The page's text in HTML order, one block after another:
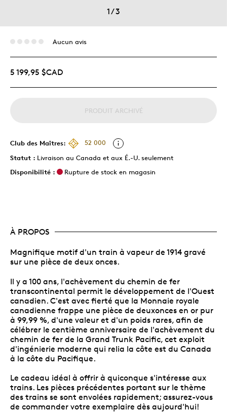
1/3
Aucun avis
5 199,95 $CAD
PRODUIT ARCHIVÉ
Club des Maîtres:
52 000
Statut : Livraison au Canada et aux É.-U. seulement
Disponibilité :
Rupture de stock en magasin
À PROPOS
Magnifique motif d'un train à vapeur de 1914 gravé
sur une pièce de deux onces.
Il y a 100 ans, l'achèvement du chemin de fer
transcontinental permit le développement de l'Ouest
canadien. C'est avec fierté que la Monnaie royale
canadienne frappe une pièce de deuxonces en or pur
à 99,99 %, d'une valeur et d'un poids rares, afin de
célébrer le centième anniversaire de l'achèvement du
chemin de fer de la Grand Trunk Pacific, cet exploit
d'ingénierie moderne qui relia la côte est du Canada
à la côte du Pacifique.
Le cadeau idéal à offrir à quiconque s'intéresse aux
trains. Les pièces précédentes portant sur le thème
des trains se sont envolées rapidement; assurez-vous
de commander votre exemplaire dès aujourd'hui!